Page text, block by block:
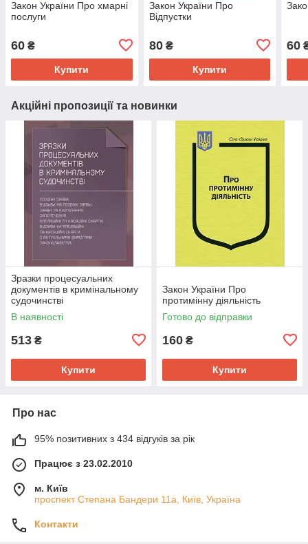
Закон України Про хмарні
послуги
60 ₴
Купити
Закон України Про
Відпустки
80₴
Купити
60
Акційні пропозиції та новинки
Зразки процесуальних
документів в кримінальному
судочинстві
В наявності
513 ₴
Купити
Закон України Про
протимінну діяльність
Готово до відправки
160 ₴
Купити
Про нас
95% позитивних з 434 відгуків за рік
Працює з 23.02.2010
м. Київ
проспект Степана Бандери 11а, Київ, Україна
Контакти